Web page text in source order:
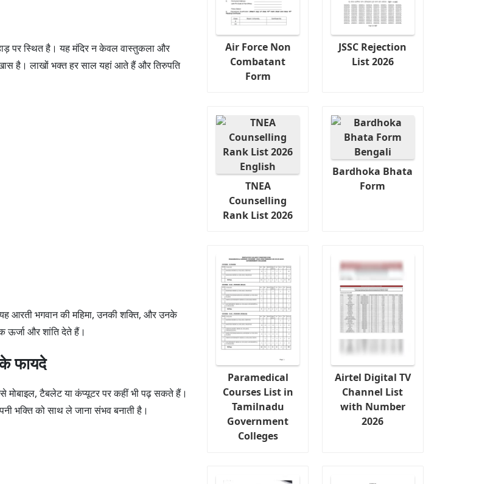
पर स्थित है। यह मंदिर न केवल वास्तुकला और
है। लाखों भक्त हर साल यहां आते हैं और तिरुपति
आरती भगवान की महिमा, उनकी शक्ति, और उनके
ऊर्जा और शांति देते हैं।
फायदे
टैबलेट या कंप्यूटर पर कहीं भी पढ़ सकते हैं।
भक्ति को साथ ले जाना संभव बनाती है।
Air Force Non
Combatant
Form
JSSC Rejection
List 2026
TNEA
Counselling
Rank List 2026
Bardhoka Bhata
Form
Paramedical
Courses List in
Tamilnadu
Government
Colleges
Airtel Digital TV
Channel List
with Number
2026